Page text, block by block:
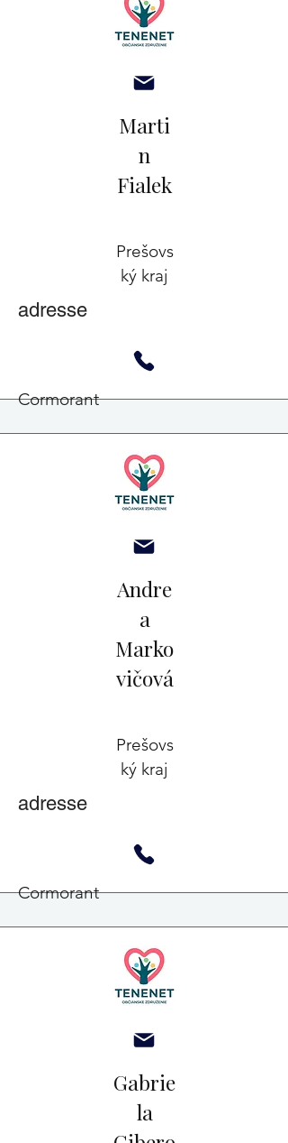
Marti
n
Fialek
Prešovs
ký kraj
adresse
Cormorant
Andre
a
Marko
vičová
Prešovs
ký kraj
adresse
Cormorant
Gabrie
la